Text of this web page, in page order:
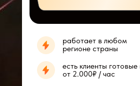
работает в любом
регионе страны
есть клиенты готовые
от 2.000₽ / час